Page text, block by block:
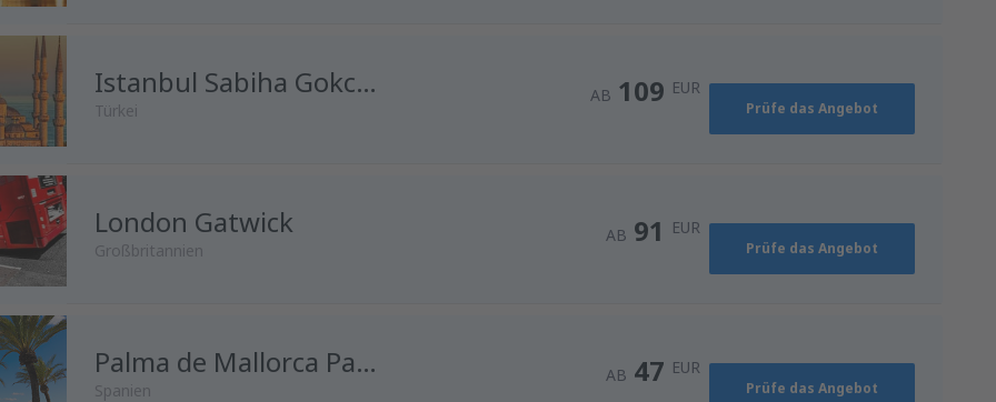
Istanbul Sabiha Gokcen
Türkei
AB 109 EUR
Prüfe das Angebot
London Gatwick
Großbritannien
AB 91 EUR
Prüfe das Angebot
Palma de Mallorca Palma de Mallorca Airport
Spanien
AB 47 EUR
Prüfe das Angebot